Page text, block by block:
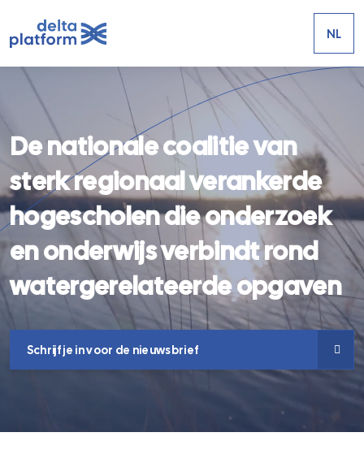
NL
De nationale coalitie van
sterk regionaal verankerde
hogescholen die onderzoek
en onderwijs verbindt rond
watergerelateerde opgaven
Schrijf je in voor de nieuwsbrief